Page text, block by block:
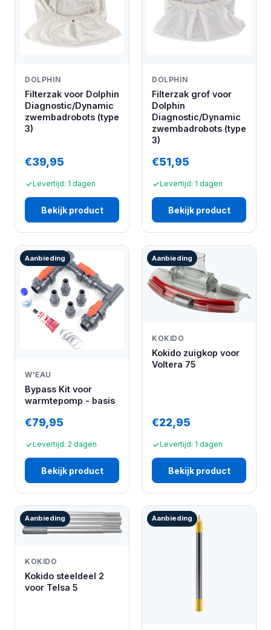
DOLPHIN
Filterzak voor Dolphin
Diagnostic/Dynamic
zwembadrobots (type
3)
€39,95
Levertijd: 1 dagen
Bekijk product
DOLPHIN
Filterzak grof voor
Dolphin
Diagnostic/Dynamic
zwembadrobots (type
3)
€51,95
Levertijd: 1 dagen
Bekijk product
Aanbieding
W'EAU
Bypass Kit voor
warmtepomp - basis
€79,95
Levertijd: 2 dagen
Bekijk product
Aanbieding
KOKIDO
Kokido zuigkop voor
Voltera 75
€22,95
Levertijd: 1 dagen
Bekijk product
Aanbieding
KOKIDO
Kokido steeldeel 2
voor Telsa 5
Aanbieding